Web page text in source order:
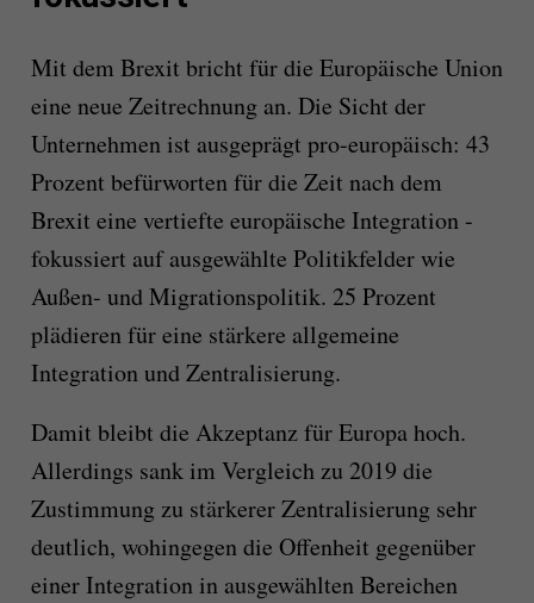
Mit dem Brexit bricht für die Europäische Union
eine neue Zeitrechnung an. Die Sicht der
Unternehmen ist ausgeprägt pro-europäisch: 43
Prozent befürworten für die Zeit nach dem
Brexit eine vertiefte europäische Integration -
fokussiert auf ausgewählte Politikfelder wie
Außen- und Migrationspolitik. 25 Prozent
plädieren für eine stärkere allgemeine
Integration und Zentralisierung.
Damit bleibt die Akzeptanz für Europa hoch.
Allerdings sank im Vergleich zu 2019 die
Zustimmung zu stärkerer Zentralisierung sehr
deutlich, wohingegen die Offenheit gegenüber
einer Integration in ausgewählten Bereichen